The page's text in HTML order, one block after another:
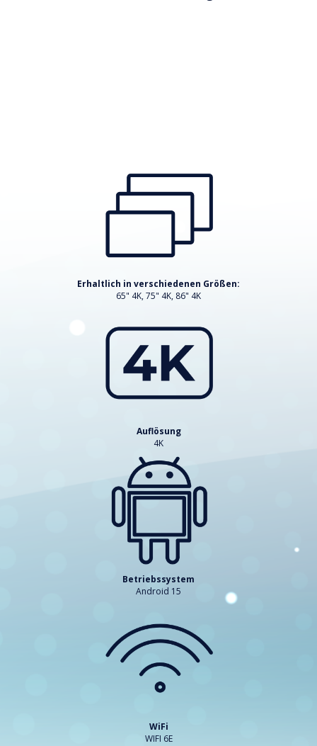
Erhaltlich in verschiedenen Größen:
65" 4K, 75" 4K, 86" 4K
Auflösung
4K
Betriebssystem
Android 15
WiFi
WIFI 6E